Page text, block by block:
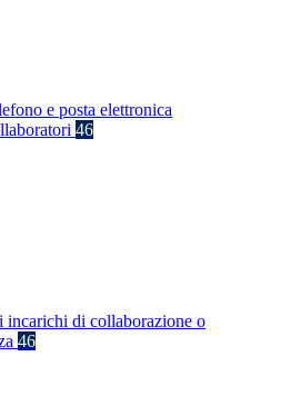
e posta elettronica
46
incarichi di collaborazione o
46